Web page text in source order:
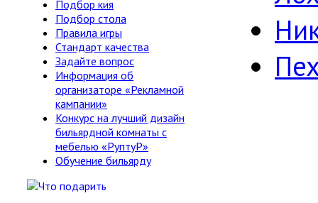
Подбор кия
Подбор стола
Правила игры
Стандарт качества
Задайте вопрос
Информация об
организаторе «Рекламной
кампании»
Конкурс на лучший дизайн
бильярдной комнаты с
мебелью «РуптуР»
Обучение бильярду